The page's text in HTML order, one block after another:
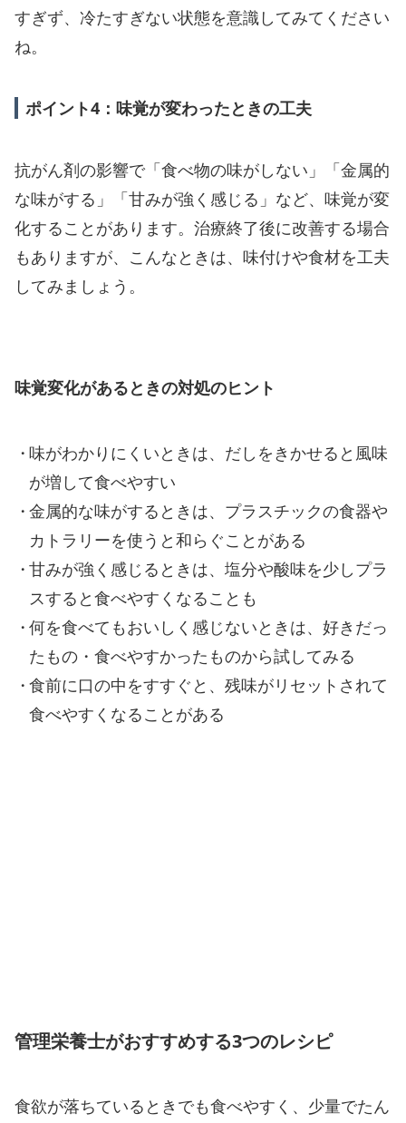
すぎず、冷たすぎない状態を意識してみてください
ね。
ポイント4：味覚が変わったときの工夫
抗がん剤の影響で「食べ物の味がしない」「金属的
な味がする」「甘みが強く感じる」など、味覚が変
化することがあります。治療終了後に改善する場合
もありますが、こんなときは、味付けや食材を工夫
してみましょう。
味覚変化があるときの対処のヒント
味がわかりにくいときは、だしをきかせると風味
が増して食べやすい
金属的な味がするときは、プラスチックの食器や
カトラリーを使うと和らぐことがある
甘みが強く感じるときは、塩分や酸味を少しプラ
スすると食べやすくなることも
何を食べてもおいしく感じないときは、好きだっ
たもの・食べやすかったものから試してみる
食前に口の中をすすぐと、残味がリセットされて
食べやすくなることがある
管理栄養士がおすすめする3つのレシピ
食欲が落ちているときでも食べやすく、少量でたん